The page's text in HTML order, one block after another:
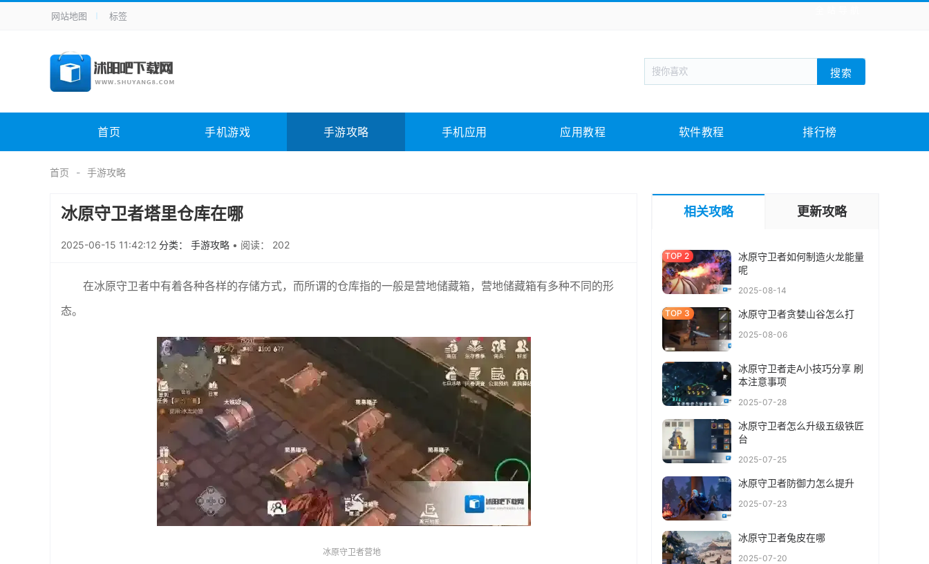
手机应用 新闻阅读 旅游出行 生活实用
手机游戏 H5游戏 回合网游 战棋游戏 枪战射击
电脑软件 其它类别 图形软件 安全相关 应用软件 影音软件 插件下载 教育教学 游戏娱乐 系统软件 素材下载
未分类 综合其它
网站地图 标签
搜索
首页 手机游戏 手游攻略 手机应用 应用教程 软件教程 排行榜
首页 手游攻略
冰原守卫者塔里仓库在哪
2025-06-15 11:42:12 分类： 手游攻略 • 阅读： 202
在冰原守卫者中有着各种各样的存储方式，而所谓的仓库指的一般是营地储藏箱，营地储藏箱有多种不同的形
态。
冰原守卫者营地
相关攻略 更新攻略
冰原守卫者修船手册在哪 船只有什么作用
冰原守卫者如何制造火龙能量
呢
2025-08-14
冰原守卫者贪婪山谷怎么打
2025-08-06
冰原守卫者走A小技巧分享 刷
本注意事项
2025-07-28
冰原守卫者怎么升级五级铁匠
台
2025-07-25
冰原守卫者防御力怎么提升
2025-07-23
冰原守卫者兔皮在哪
2025-07-20